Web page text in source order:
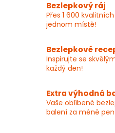
Bezlepkový ráj
Přes 1 600
jednom místě!
Bezlepkové
Inspirujte se
každý den!
Extra výhodná
Vaše oblíbené
balení za méně